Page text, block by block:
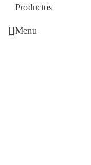
Productos
Menu